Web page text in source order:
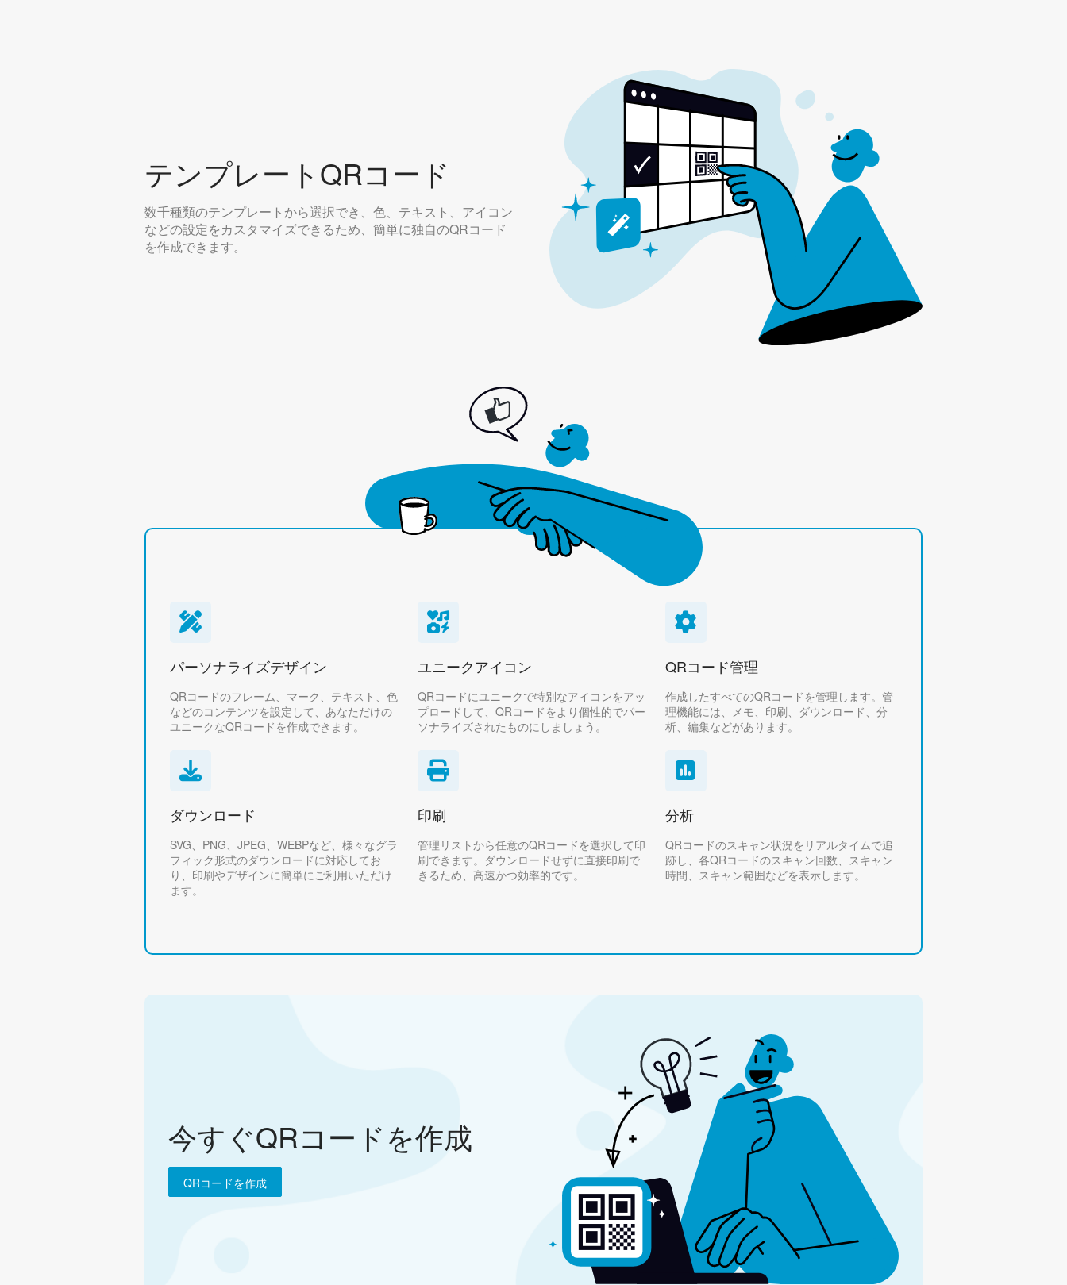
テンプレートQRコード
数千種類のテンプレートから選択でき、色、テキスト、アイコン
などの設定をカスタマイズできるため、簡単に独自のQRコード
を作成できます。
パーソナライズデザイン
QRコードのフレーム、マーク、テキスト、色
などのコンテンツを設定して、あなただけの
ユニークなQRコードを作成できます。
ユニークアイコン
QRコードにユニークで特別なアイコンをアッ
プロードして、QRコードをより個性的でパー
ソナライズされたものにしましょう。
QRコード管理
作成したすべてのQRコードを管理します。管
理機能には、メモ、印刷、ダウンロード、分
析、編集などがあります。
ダウンロード
SVG、PNG、JPEG、WEBPなど、様々なグラ
フィック形式のダウンロードに対応してお
り、印刷やデザインに簡単にご利用いただけ
ます。
印刷
管理リストから任意のQRコードを選択して印
刷できます。ダウンロードせずに直接印刷で
きるため、高速かつ効率的です。
分析
QRコードのスキャン状況をリアルタイムで追
跡し、各QRコードのスキャン回数、スキャン
時間、スキャン範囲などを表示します。
今すぐQRコードを作成
QRコードを作成